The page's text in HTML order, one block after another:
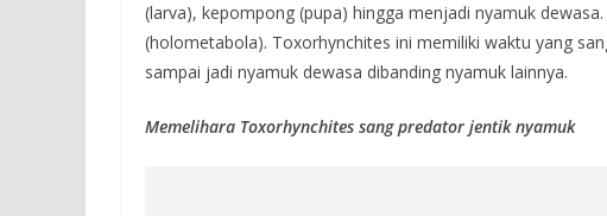
(larva), kepompong (pupa) hingga menjadi nyamuk
(holometabola). Toxorhynchites ini memiliki waktu yang
sampai jadi nyamuk dewasa dibanding nyamuk lainnya.
Memelihara Toxorhynchites sang predator jentik nyamuk